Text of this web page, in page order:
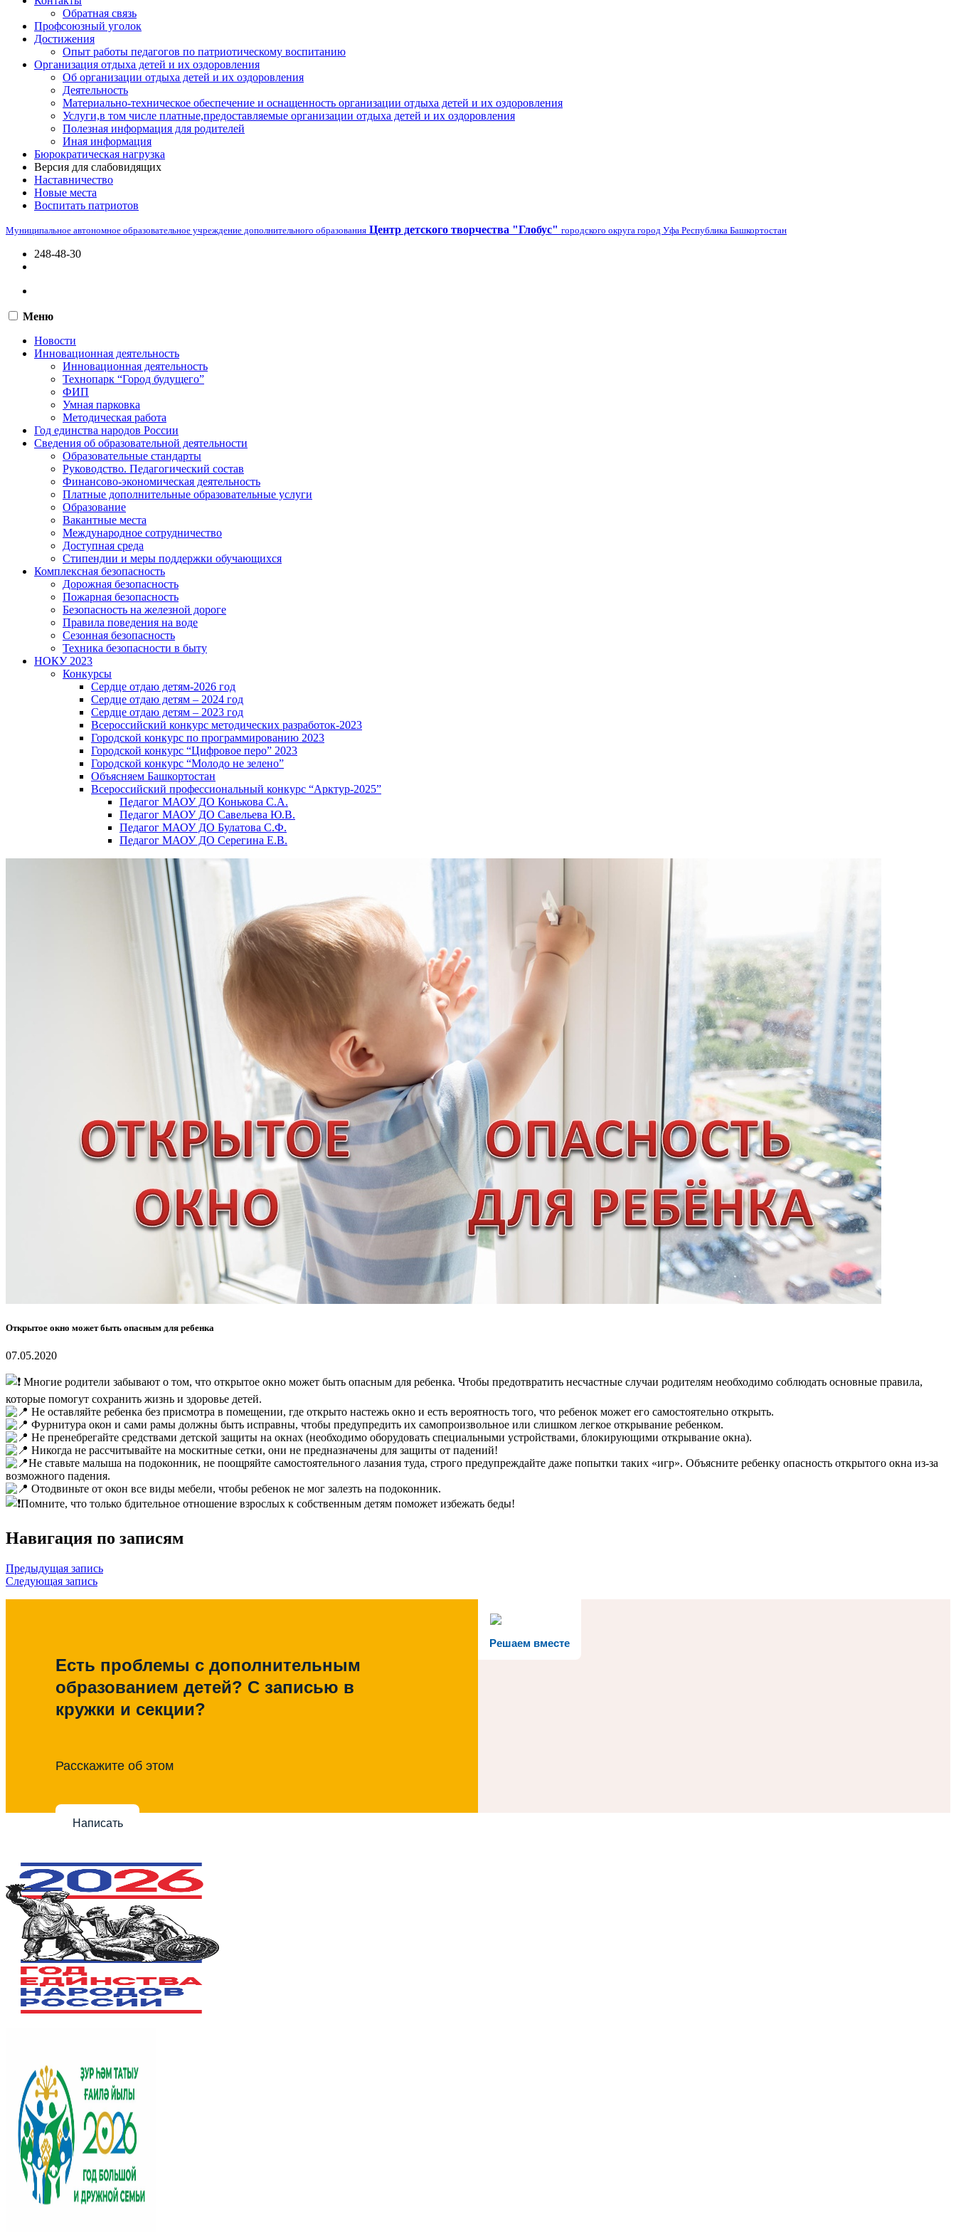
Обратная связь
Профсоюзный уголок
Достижения
Опыт работы педагогов по патриотическому воспитанию
Организация отдыха детей и их оздоровления
Об организации отдыха детей и их оздоровления
Деятельность
Материально-техническое обеспечение и оснащенность организации отдыха детей и их оздоровления
Услуги,в том числе платные,предоставляемые организации отдыха детей и их оздоровления
Полезная информация для родителей
Иная информация
Бюрократическая нагрузка
Версия для слабовидящих
Наставничество
Новые места
Воспитать патриотов
Муниципальное автономное образовательное учреждение дополнительного образования Центр детского творчества "Глобус" городского округа город Уфа Республика Башкортостан
248-48-30
Меню
Новости
Инновационная деятельность
Инновационная деятельность
Технопарк “Город будущего”
ФИП
Умная парковка
Методическая работа
Год единства народов России
Сведения об образовательной деятельности
Образовательные стандарты
Руководство. Педагогический состав
Финансово-экономическая деятельность
Платные дополнительные образовательные услуги
Образование
Вакантные места
Международное сотрудничество
Доступная среда
Стипендии и меры поддержки обучающихся
Комплексная безопасность
Дорожная безопасность
Пожарная безопасность
Безопасность на железной дороге
Правила поведения на воде
Сезонная безопасность
Техника безопасности в быту
НОКУ 2023
Конкурсы
Сердце отдаю детям-2026 год
Сердце отдаю детям – 2024 год
Сердце отдаю детям – 2023 год
Всероссийский конкурс методических разработок-2023
Городской конкурс по программированию 2023
Городской конкурс “Цифровое перо” 2023
Городской конкурс “Молодо не зелено”
Объясняем Башкортостан
Всероссийский профессиональный конкурс “Арктур-2025”
Педагог МАОУ ДО Конькова С.А.
Педагог МАОУ ДО Савельева Ю.В.
Педагог МАОУ ДО Булатова С.Ф.
Педагог МАОУ ДО Серегина Е.В.
Открытое окно может быть опасным для ребенка
07.05.2020
Многие родители забывают о том, что открытое окно может быть опасным для ребенка. Чтобы предотвратить несчастные случаи родителям необходимо соблюдать основные правила,
которые помогут сохранить жизнь и здоровье детей.
Не оставляйте ребенка без присмотра в помещении, где открыто настежь окно и есть вероятность того, что ребенок может его самостоятельно открыть.
Фурнитура окон и сами рамы должны быть исправны, чтобы предупредить их самопроизвольное или слишком легкое открывание ребенком.
Не пренебрегайте средствами детской защиты на окнах (необходимо оборудовать специальными устройствами, блокирующими открывание окна).
Никогда не рассчитывайте на москитные сетки, они не предназначены для защиты от падений!
Не ставьте малыша на подоконник, не поощряйте самостоятельного лазания туда, строго предупреждайте даже попытки таких «игр». Объясните ребенку опасность открытого окна из-за
возможного падения.
Отодвиньте от окон все виды мебели, чтобы ребенок не мог залезть на подоконник.
Помните, что только бдительное отношение взрослых к собственным детям поможет избежать беды!
Навигация по записям
Предыдущая запись
Следующая запись
Решаем вместе
Есть проблемы с дополнительным
образованием детей? С записью в
кружки и секции?
Расскажите об этом
Написать